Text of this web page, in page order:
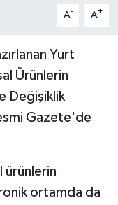
A- A+
Yurt
Ürünlerin
Değişiklik
Gazete'de
ürünlerin
ortamda da